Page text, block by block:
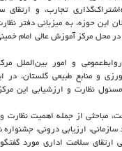
تجارب، و
این حوزه، به میزبانی دفتر
در محل مرکز آموزش عالی امام
و امور بین‌الملل
و منابع طبیعی گلستان، در
نظارت و ارزشیابی این
مباحثی از جمله اهمیت نظارت و
سازمانی، ارزیابی درونی،
ارتقای سلامت اداری مورد